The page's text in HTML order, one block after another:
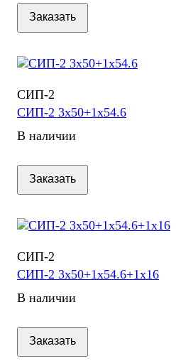
Заказать
СИП-2
СИП-2 3х50+1х54.6
В наличии
Заказать
СИП-2
СИП-2 3х50+1х54.6+1х16
В наличии
Заказать